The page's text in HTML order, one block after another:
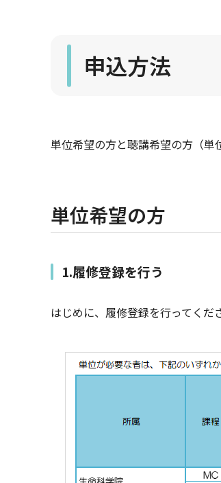
申込方法
単位希望の方と聴講希望の方（単
単位希望の方
1.履修登録を行う
はじめに、履修登録を行ってくだ